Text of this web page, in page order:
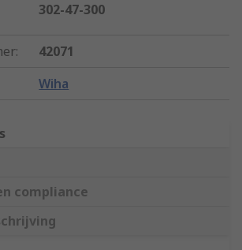
302-47-300
:
42071
Wiha
compliance